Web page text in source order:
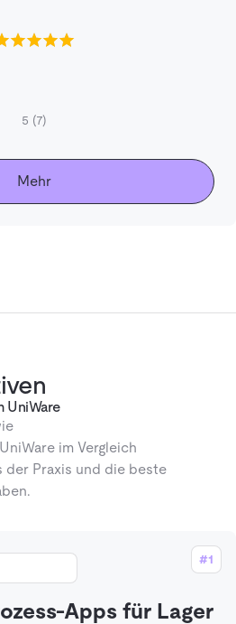
5 (7)
Mehr
UniWare
im Vergleich
der Praxis und die beste
#1
Apps für Lager